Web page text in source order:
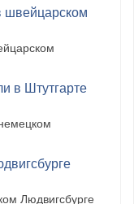
швейцарском
в Штутгарте
Людвигсбурге